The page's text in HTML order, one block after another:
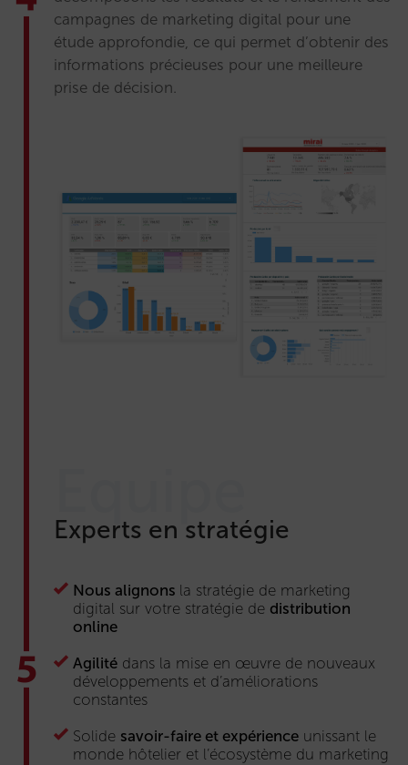
campagnes de marketing digital pour une
étude approfondie, ce qui permet d’obtenir des
informations précieuses pour une meilleure
prise de décision.
Experts en stratégie
Nous alignons la stratégie de marketing
digital sur votre stratégie de distribution
online
Agilitédans la mise en œuvre de nouveaux
développements et d’améliorations
constantes
Solide savoir-faire et expérienceunissant le
monde hôtelier et l’écosystème du marketing